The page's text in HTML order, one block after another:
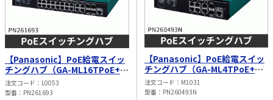
【Panasonic】PoE給電スイッ
チングハブ（GA-ML16TPoE+）
PN261693
注文コード
L0053
型番
PN261693
【Panasonic】PoE給電スイッ
チングハブ（GA-ML4TPoE+）
PN260493N
注文コード
M1031
型番
PN260493N